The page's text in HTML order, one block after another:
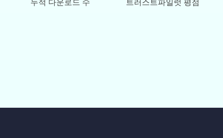
누적 다운로드 수
트러스트파일럿 평점